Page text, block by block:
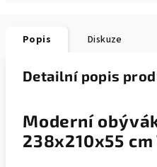
Popis Diskuze
Detailní popis
Moderní
238x210x55 cm